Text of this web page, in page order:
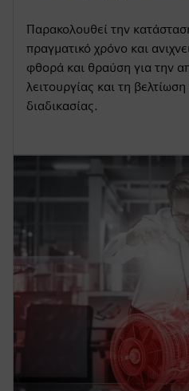
Παρακολουθεί την
πραγματικό χρόνο και
φθορά και θραύση για την
λειτουργίας και τη
διαδικασίας.